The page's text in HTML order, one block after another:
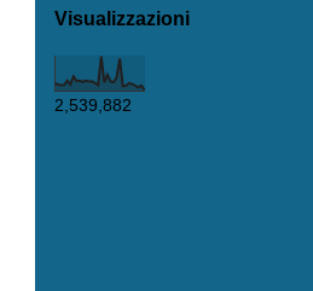
Visualizzazioni
2,539,882